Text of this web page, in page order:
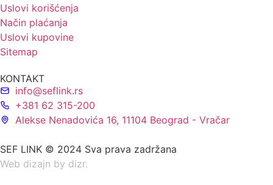
Uslovi korišćenja
Način plaćanja
Uslovi kupovine
Sitemap
KONTAKT
info@seflink.rs
+381 62 315-200
Alekse Nenadovića 16, 11104 Beograd - Vračar
SEF LINK © 2024 Sva prava zadržana
Web dizajn by dizr.